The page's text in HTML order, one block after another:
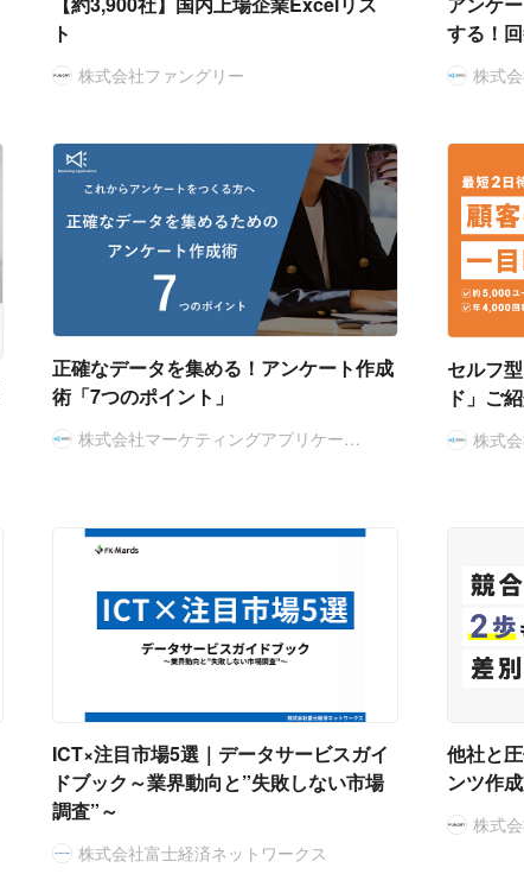
ト
株式会社ファングリー
する！
株式
正確なデータを集める！アンケート作成
術「7つのポイント」
株式会社マーケティングアプリケー…
セルフ
ド」ご
株式
ICT×注目市場5選｜データサービスガイ
ドブック～業界動向と”失敗しない市場
調査”～
株式会社富士経済ネットワークス
他社と
ンツ作
株式